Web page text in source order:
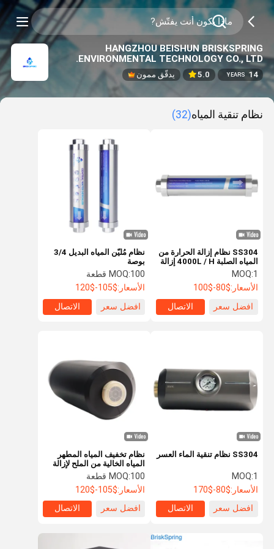
HANGZHOU BEISHUN BRISKSPRING
ENVIRONMENTAL TECHNOLOGY CO., LTD.
14
YEARS
5.0 يدقّق ممون
نظام تنقية المياه(32)
نظام مُليّن المياه البديل 3/4
بوصة
MOQ:100 قطعة
الأسعار:$105-$120
افضل سعر
الاتصال
SS304 نظام إزالة الحرارة من
المياه الصلبة 4000L / H إزالة
الحجم المائي للمنزل
MOQ:1
الأسعار:$80-$100
افضل سعر
الاتصال
نظام تخفيف المياه المطهر
المياه الخالية من الملح لإزالة
القوالبMOQ:100 قطعة
الأسعار:$105-$120
افضل سعر
الاتصال
SS304 نظام تنقية الماء العسر
MOQ:1
الأسعار:$80-$170
افضل سعر
الاتصال